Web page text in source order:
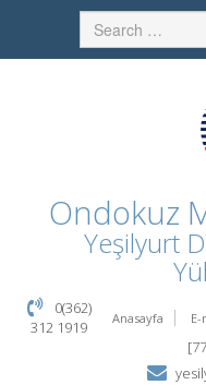
Ondokuz
Yeşilyurt
Anasayfa
0(362)
312 1919